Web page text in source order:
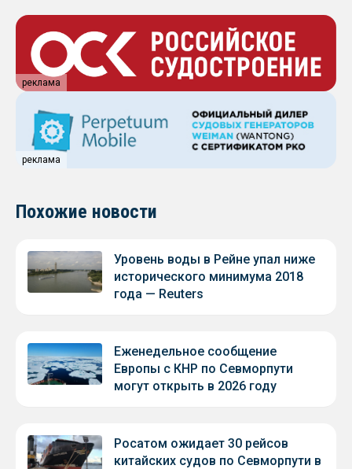
реклама
реклама
Похожие новости
Уровень воды в Рейне упал ниже
исторического минимума 2018
года — Reuters
Еженедельное сообщение
Европы с КНР по Севморпути
могут открыть в 2026 году
Росатом ожидает 30 рейсов
китайских судов по Севморпути в